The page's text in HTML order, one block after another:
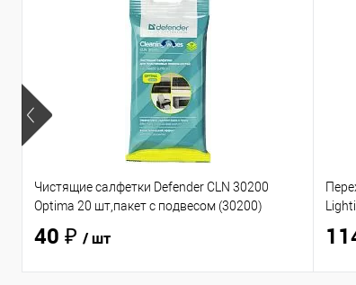
Чистящие салфетки Defender CLN 30200
Optima 20 шт,пакет с подвесом (30200)
40 ₽ / шт